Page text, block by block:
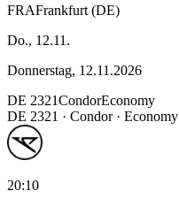
FRAFrankfurt (DE)
Do., 12.11.
Donnerstag, 12.11.2026
DE 2321CondorEconomy
DE 2321 · Condor· Economy
20:10